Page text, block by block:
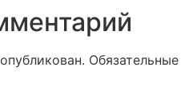
Обязательные